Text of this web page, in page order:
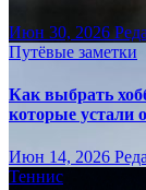
Июн 30, 2026
Путёвые заметки
Как выбрать
которые устали
Июн 14, 2026
Теннис